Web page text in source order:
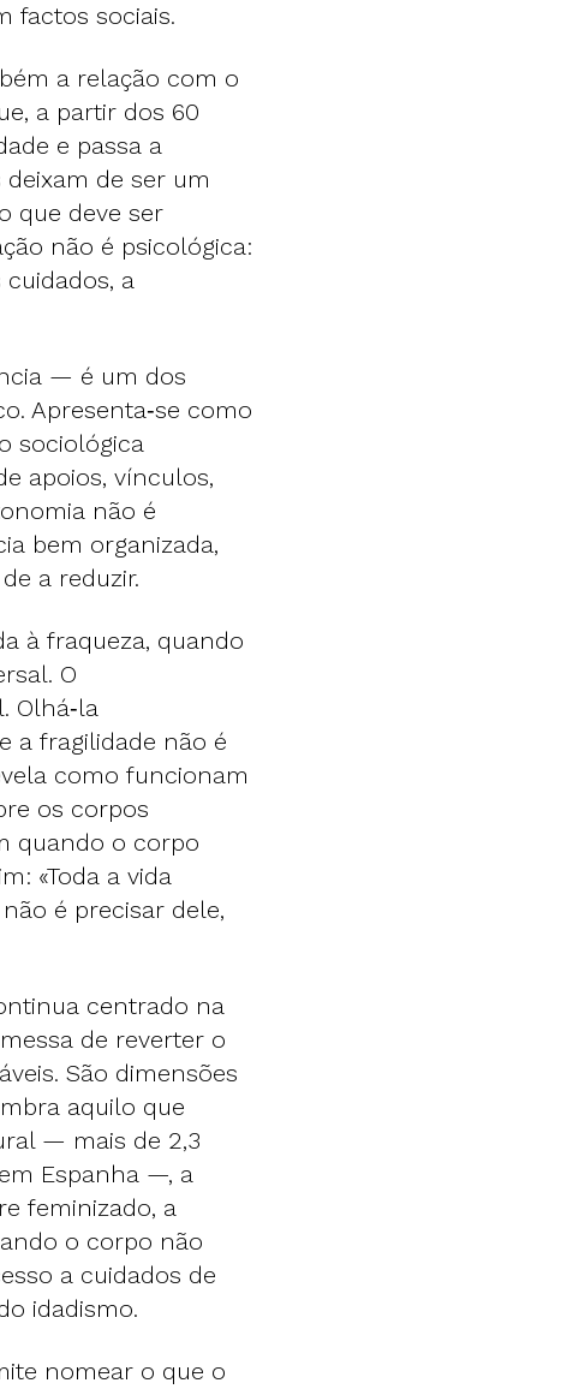
factos sociais.
a relação com o
a partir dos 60
e passa a
deixam de ser um
que deve ser
não é psicológica:
a
— é um dos
Apresenta‑se como
sociológica
apoios, vínculos,
não é
bem organizada,
a reduzir.
à fraqueza, quando
O
Olhá‑la
a fragilidade não é
como funcionam
os corpos
quando o corpo
«Toda a vida
é precisar dele,
centrado na
de reverter o
São dimensões
aquilo que
— mais de 2,3
Espanha —, a
feminizado, a
o corpo não
a cuidados de
idadismo.
nomear o que o